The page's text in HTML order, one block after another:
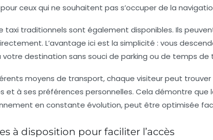
ceux qui ne souhaitent pas s’occuper de la
taxi traditionnels sont également disponibles. Ils
L’avantage ici est la simplicité : vous
destination sans souci de parking ou de temps de
moyens de transport, chaque visiteur peut
et à ses préférences personnelles. Cela démontre que
en constante évolution, peut être optimisée
à disposition pour faciliter l’accès